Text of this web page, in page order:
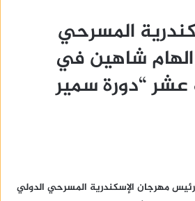
المسرحي
شاهين في
عشر “دورة سمير
رئيس مهرجان الإسكندرية المسرحي الدولي